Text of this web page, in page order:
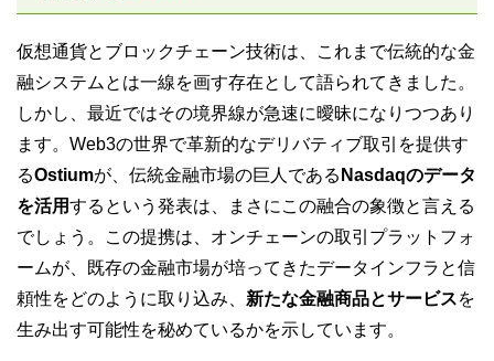
仮想通貨とブロックチェーン技術は、これまで伝統的な金
融システムとは一線を画す存在として語られてきました。
しかし、最近ではその境界線が急速に曖昧になりつつあり
ます。Web3の世界で革新的なデリバティブ取引を提供す
るOstiumが、伝統金融市場の巨人である Nasdaqのデータ
を活用するという発表は、まさにこの融合の象徴と言える
でしょう。この提携は、オンチェーンの取引プラットフォ
ームが、既存の金融市場が培ってきたデータインフラと信
頼性をどのように取り込み、 新たな金融商品とサービスを
生み出す可能性を秘めているかを示しています。